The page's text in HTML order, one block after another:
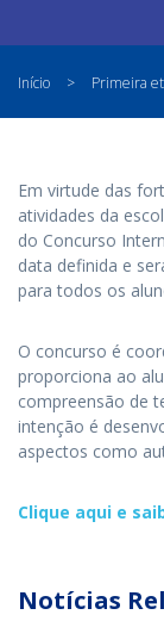
Início > Primeira
Em virtude das
atividades da
do Concurso
data definida e
para todos os
O concurso é
proporciona ao
compreensão de
intenção é
aspectos como
Clique aqui e
Notícias